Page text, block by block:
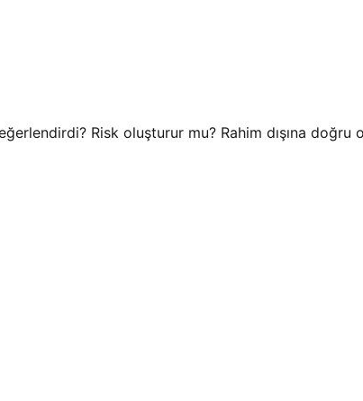
Risk oluşturur mu? Rahim dışına